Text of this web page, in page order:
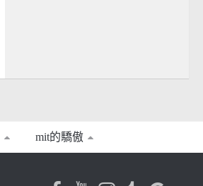
mit的驕傲